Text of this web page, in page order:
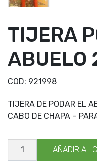
TIJERA
ABUELO
COD: 921998
TIJERA DE PODAR EL
CABO DE CHAPA –
TIJERA
PODAR
AÑADIR AL